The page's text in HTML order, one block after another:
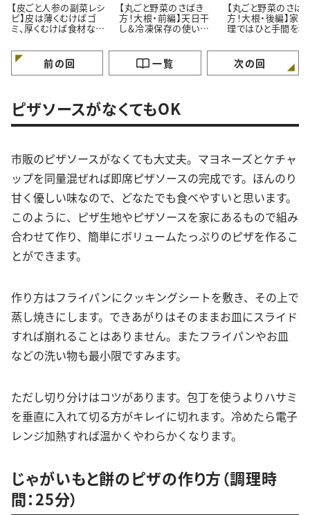
【皮ごと人参の副菜レシ
ピ】皮は薄くむけばゴ
ミ、厚くむけば食材なん
のお手軽レシピ
【丸ごと野菜のさばき
方！大根・前編】天日干
し＆冷凍保存の使い切
んのお手軽レシピ
【丸ごと野菜のさば
方！大根・後編】家
理ではひと手間を
子さんのお手軽レシ
前の回 一覧 次の回
ピザソースがなくてもOK
市販のピザソースがなくても大丈夫。マヨネーズとケチャ
ップを同量混ぜれば即席ピザソースの完成です。ほんのり
甘く優しい味なので、どなたでも食べやすいと思います。
このように、ピザ生地やピザソースを家にあるもので組み
合わせて作り、簡単にボリュームたっぷりのピザを作るこ
とができます。
作り方はフライパンにクッキングシートを敷き、その上で
蒸し焼きにします。できあがりはそのままお皿にスライド
すれば崩れることはありません。またフライパンやお皿
などの洗い物も最小限ですみます。
ただし切り分けはコツがあります。包丁を使うよりハサミ
を垂直に入れて切る方がキレイに切れます。冷めたら電子
レンジ加熱すれば温かくやわらかくなります。
じゃがいもと餅のピザの作り方（調理時
間：25分）